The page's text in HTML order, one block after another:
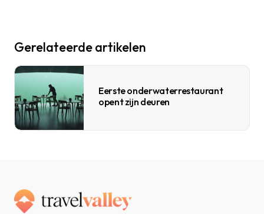
Gerelateerde artikelen
Eerste onderwaterrestaurant
opent zijn deuren